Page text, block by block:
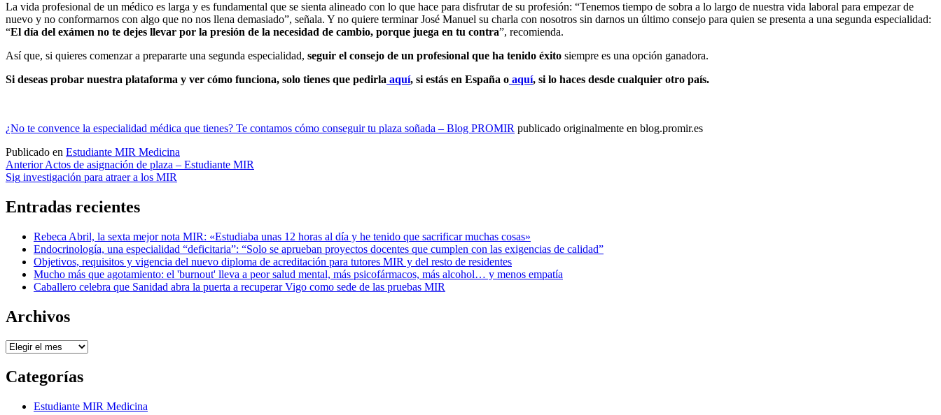
La vida profesional de un médico es larga y es fundamental que se sienta alineado con lo que hace para disfrutar de su profesión: “Tenemos tiempo de sobra a lo largo de nuestra vida laboral para empezar de
nuevo y no conformarnos con algo que no nos llena demasiado”, señala. Y no quiere terminar José Manuel su charla con nosotros sin darnos un último consejo para quien se presenta a una segunda especialidad:
“El día del exámen no te dejes llevar por la presión de la necesidad de cambio, porque juega en tu contra”, recomienda.
Así que, si quieres comenzar a prepararte una segunda especialidad, seguir el consejo de un profesional que ha tenido éxito siempre es una opción ganadora.
Si deseas probar nuestra plataforma y ver cómo funciona, solo tienes que pedirla aquí, si estás en España o aquí, si lo haces desde cualquier otro país.
¿No te convence la especialidad médica que tienes? Te contamos cómo conseguir tu plaza soñada – Blog PROMIR publicado originalmente en blog.promir.es
Publicado en Estudiante MIR Medicina
Navegación
de
entradas
Anterior Actos de asignación de plaza – Estudiante MIR
Sig investigación para atraer a los MIR
Entradas recientes
Rebeca Abril, la sexta mejor nota MIR: «Estudiaba unas 12 horas al día y he tenido que sacrificar muchas cosas»
Endocrinología, una especialidad “deficitaria”: “Solo se aprueban proyectos docentes que cumplen con las exigencias de calidad”
Objetivos, requisitos y vigencia del nuevo diploma de acreditación para tutores MIR y del resto de residentes
Mucho más que agotamiento: el 'burnout' lleva a peor salud mental, más psicofármacos, más alcohol… y menos empatía
Caballero celebra que Sanidad abra la puerta a recuperar Vigo como sede de las pruebas MIR
Archivos
Archivos
Categorías
Estudiante MIR Medicina